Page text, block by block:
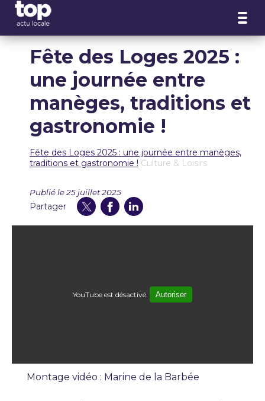
Fête des Loges 2025 :
une journée entre
manèges, traditions et
gastronomie !
Fête des Loges 2025 : une journée entre manèges,
traditions et gastronomie ! Culture & Loisirs
Publié le 25 juillet 2025
Partager
YouTube est désactivé. Autoriser
Montage vidéo : Marine de la Barbée
Panneau de gestion des cookies